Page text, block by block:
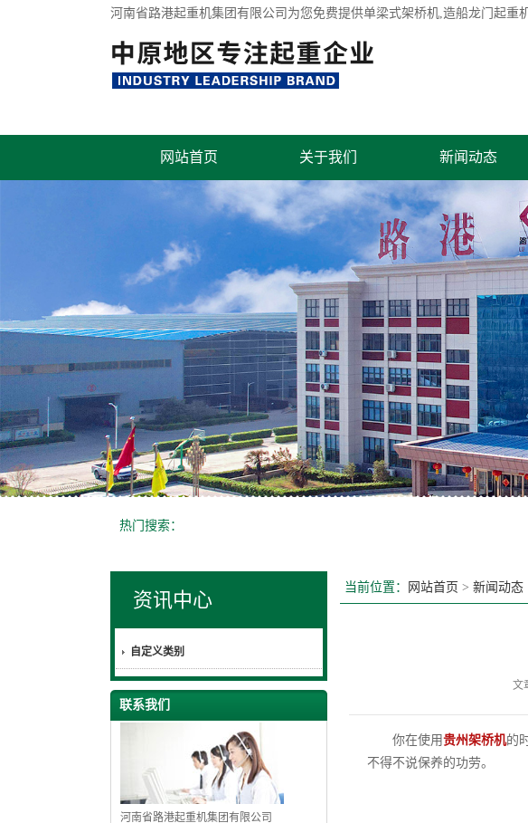
河南省路港起重机集团有限公司为您免费提供单梁式架桥机,造船龙门起重
网站首页 关于我们 新闻动态
联系我们
热门搜索：
资讯中心
自定义类别
联系我们
河南省路港起重机集团有限公司
当前位置： 网站首页 > 新闻动态
文
你在使用贵州架桥机的
不得不说保养的功劳。